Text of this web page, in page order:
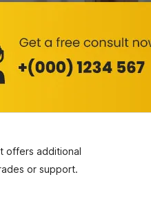
offers additional
or support.